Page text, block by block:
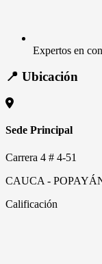
Expertos en
📍 Ubicación
Sede Principal
Carrera 4 # 4-51
CAUCA -
Calificación